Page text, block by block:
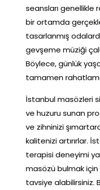
seansları genellikle
bir ortamda
tasarlanmış
gevşeme müziği
Böylece, günlük
tamamen
İstanbul masözleri
ve huzuru sunan
ve zihninizi
kalitenizi artırırlar.
terapisi deneyimi
masözü bulmak
tavsiye alabilirsiniz.